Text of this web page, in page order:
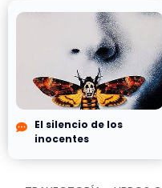
El silencio de los
inocentes